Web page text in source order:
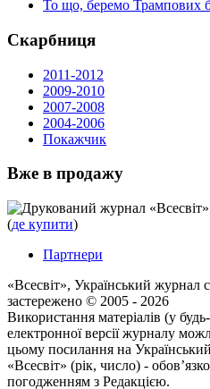
То що, беремо Трампових
Скарбниця
2011-2012
2009-2010
2007-2008
2004-2006
Покажчик
Вже в продажу
Друкований журнал «Всесвіт»
(де купити)
Партнери
«Всесвіт», Український журнал
застереженo © 2005 - 2026
Використання матеріалів (у
електронної версії журналу
цьому посилання на
«Всесвіт» (рік, число) -
погодженням з Редакцією.